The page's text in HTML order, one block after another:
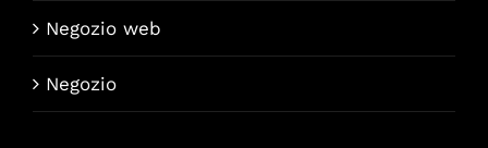
Negozio web
Negozio